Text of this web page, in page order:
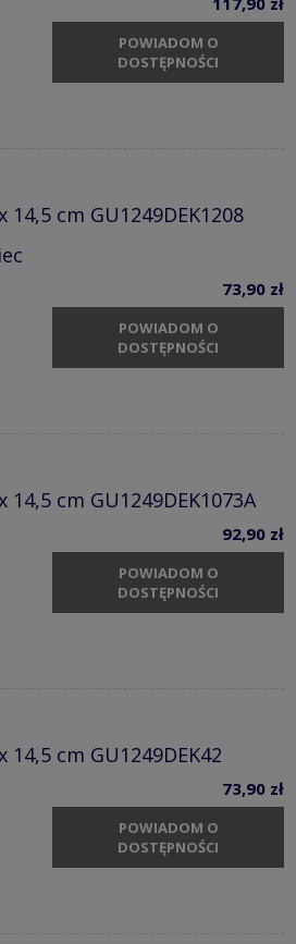
POWIADOM O
DOSTĘPNOŚCI
14,5 cm GU1249DEK1208
73,90 zł
POWIADOM O
DOSTĘPNOŚCI
14,5 cm GU1249DEK1073A
92,90 zł
POWIADOM O
DOSTĘPNOŚCI
14,5 cm GU1249DEK42
73,90 zł
POWIADOM O
DOSTĘPNOŚCI